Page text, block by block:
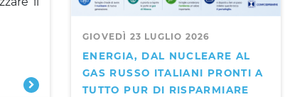
GIOVEDÌ 23 LUGLIO 2026
ENERGIA, DAL NUCLEARE AL
GAS RUSSO ITALIANI PRONTI A
TUTTO PUR DI RISPARMIARE